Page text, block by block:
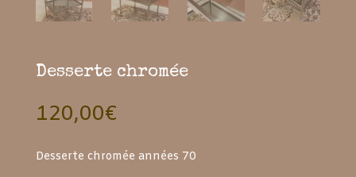
Desserte chromée
120,00€
Desserte chromée années 70